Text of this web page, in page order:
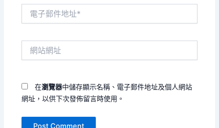
在瀏覽器中儲存顯示名稱、電子郵件地址及個人網站
網址，以供下次發佈留言時使用。